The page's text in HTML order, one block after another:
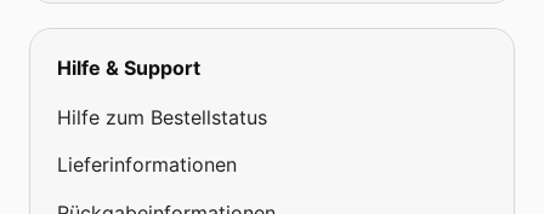
Hilfe & Support
Hilfe zum Bestellstatus
Lieferinformationen